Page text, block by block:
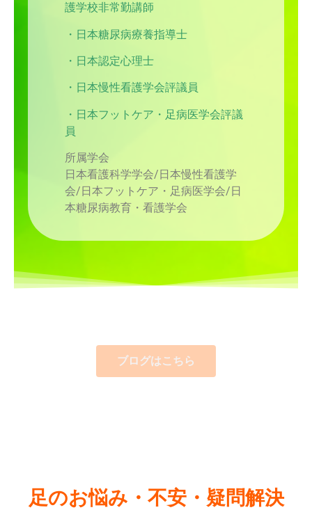
護学校非常勤講師
・日本糖尿病療養指導士
・日本認定心理士
・日本慢性看護学会評議員
・日本フットケア・足病医学会評議
員
所属学会
日本看護科学学会/日本慢性看護学
会/日本フットケア・足病医学会/日
本糖尿病教育・看護学会
ブログはこちら
足のお悩み・不安・疑問解決